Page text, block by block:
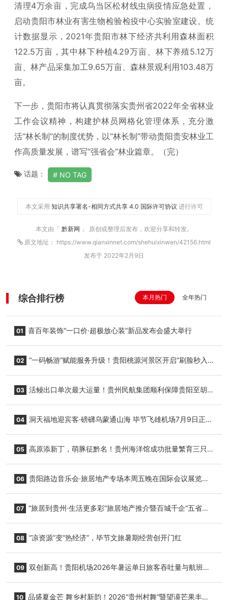
清理4万余亩，完成乌当区松材线虫病疫情应急处置，
启动贵阳市林业有害生物检验检疫中心实验室建设。统
计数据显示，2021年贵阳市林下经济共利用森林面积
122.5万亩，其中林下种植4.29万亩、林下养殖5.12万
亩、林产品采集加工9.65万亩、森林景观利用103.48万
亩。
下一步，贵阳市将认真贯彻落实贵州省2022年全省林业
工作会议精神，构建护林员网格化管理体系，充分激
活“林长制”的制度优势，以“林长制”带动贵阳贵安林业工
作高质量发展，谱写“强省会”林业篇章。（完）
话题： NO TAG
本文采用 知识共享署名-相同方式共享 4.0 国际许可协议 进行许可
本文由「 黔新网 」 原创或整理后发布，欢迎分享和转发。
原文地址： https://www.qianxinnet.com/shehuixinwen/42156.html
发布于 2022年2月9日
综合排行榜 本月热门 全年热门
01 喜百年装饰“一口价·超极放心装”新品发布会盛大举行
02 “一码畅游”赋能服务升级！贵阳桃源河景区开启“刷脸秒入
03 活鳗出口单次最大运量！贵州民航集团顺利保障贵阳至胡
04 洞天福地迎宾客·磅礴乌蒙通山海 毕节飞雄机场7月9日正式
05 高原添新丁，萌豚征黔名！贵州海洋馆成功批量繁育三只
06 贵阳路边音乐会·旅居地产专场本周五晚在国际会议展览中
07 “旅居到贵州·生活更多彩”旅居地产推介暨百城千企“五省
08 “凉资源”变“热经济”，毕节文旅暑期经营创开门红
09 双创新高！贵阳机场2026年暑运单日旅客吞吐量与航班起
10 品盛夏金芒 舞乡村新韵！2026“贵州村舞”暨望谟芒果丰收